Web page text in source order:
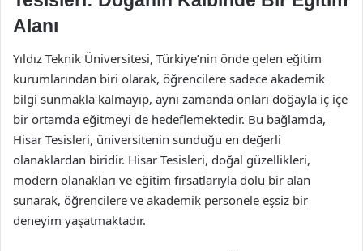
Alanı
Yıldız Teknik Üniversitesi, Türkiye’nin önde gelen eğitim
kurumlarından biri olarak, öğrencilere sadece akademik
bilgi sunmakla kalmayıp, aynı zamanda onları doğayla iç içe
bir ortamda eğitmeyi de hedeflemektedir. Bu bağlamda,
Hisar Tesisleri, üniversitenin sunduğu en değerli
olanaklardan biridir. Hisar Tesisleri, doğal güzellikleri,
modern olanakları ve eğitim fırsatlarıyla dolu bir alan
sunarak, öğrencilere ve akademik personele eşsiz bir
deneyim yaşatmaktadır.